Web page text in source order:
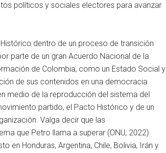
políticos y sociales electores para avanzar
dentro de un proceso de transición
parte de un gran Acuerdo Nacional de la
de Colombia, como un Estado Social y
de sus contenidos en una democracia
medio de la reproducción del sistema del
partido, el Pacto Histórico y de un
Valga decir que las
que Petro llama a superar (ONU, 2022)
en Honduras, Argentina, Chile, Bolivia, Irán y